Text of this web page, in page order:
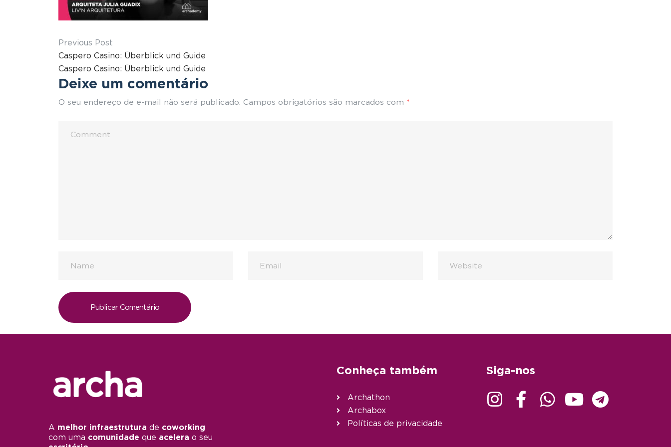
Previous Post
Caspero Casino: Überblick und Guide
Caspero Casino: Überblick und Guide
Deixe um comentário
O seu endereço de e-mail não será publicado. Campos obrigatórios são marcados com *
A melhor infraestrutura de coworking
com uma comunidade que acelera o seu
Conheça também
Archathon
Archabox
Políticas de privacidade
Siga-nos